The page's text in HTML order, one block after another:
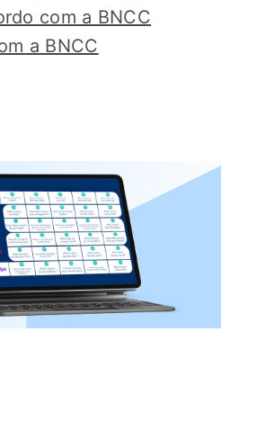
com a BNCC
a BNCC